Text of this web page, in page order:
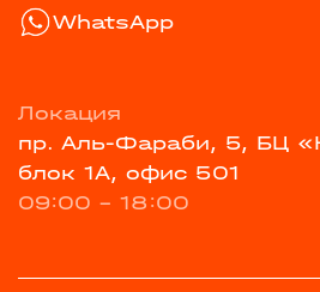
WhatsApp
Локация
пр. Аль-Фараби, 5, БЦ
блок 1А, офис 501
09:00 - 18:00